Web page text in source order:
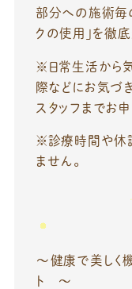
部分への施術毎の
クの使用」を徹底
※日常生活から
際などにお気づ
スタッフまでお申
※診療時間や休
ません。
～健康で美しく
ト ～